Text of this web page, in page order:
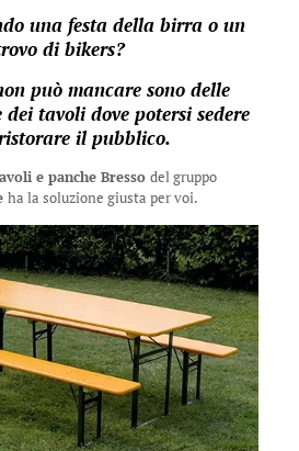
una festa della birra o un
di bikers?
può mancare sono delle
dei tavoli dove potersi sedere
il pubblico.
e panche Bresso del gruppo
ha la soluzione giusta per voi.